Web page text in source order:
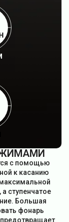
с помощью
к касанию
ступенчатое
Большая
фонарь
предотвращает